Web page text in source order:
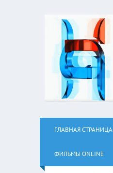
ГЛАВНАЯ СТРАНИЦА
ФИЛЬМЫ ОNLINE